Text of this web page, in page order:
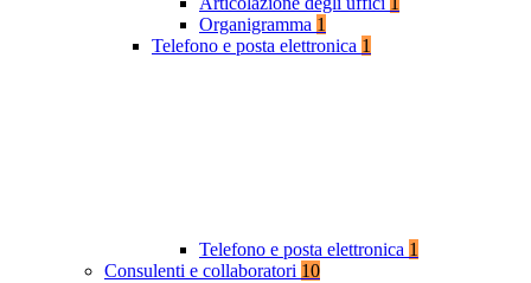
Organigramma 1
Telefono e posta elettronica 1
Telefono e posta elettronica 1
Consulenti e collaboratori 10